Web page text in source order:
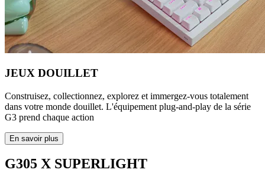
JEUX DOUILLET
Construisez, collectionnez, explorez et immergez-vous totalement
dans votre monde douillet. L'équipement plug-and-play de la série
G3 prend chaque action
En savoir plus
G305 X SUPERLIGHT